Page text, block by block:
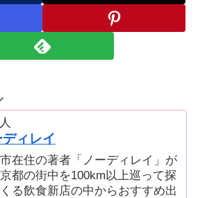
ディレイ
在住の著者「ノーディレイ」が
都の街中を100km以上巡って探
る飲食新店の中からおすすめ出